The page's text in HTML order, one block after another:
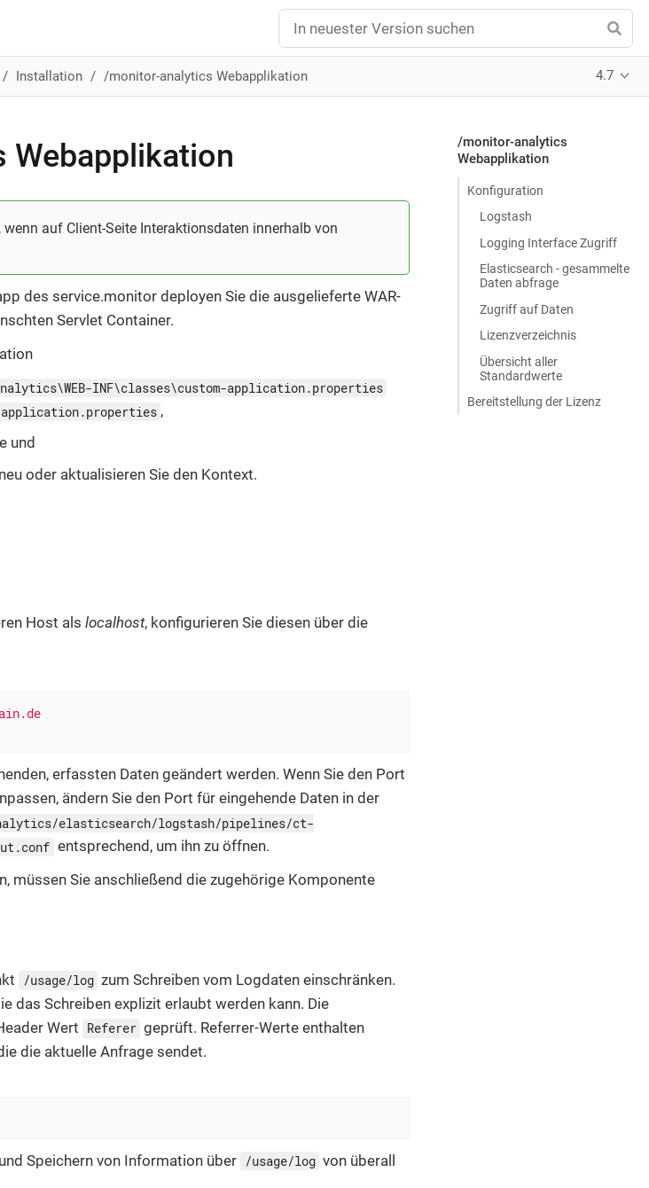
Installation /monitor-analytics Webapplikation 4.7
/monitor-analytics
Webapplikation
Konfiguration
Logstash
Logging Interface Zugriff
Elasticsearch - gesammelte
Daten abfrage
Zugriff auf Daten
Lizenzverzeichnis
Übersicht aller
Standardwerte
Bereitstellung der Lizenz
auf Client-Seite Interaktionsdaten innerhalb von
des service.monitor deployen Sie die ausgelieferte WAR-
Servlet Container.
INF\classes\custom-application.properties
,
und
oder aktualisieren Sie den Kontext.
Host als localhost, konfigurieren Sie diesen über die
erfassten Daten geändert werden. Wenn Sie den Port
ändern Sie den Port für eingehende Daten in der
elasticsearch/logstash/pipelines/ct-
entsprechend, um ihn zu öffnen.
müssen Sie anschließend die zugehörige Komponente
/usage/log zum Schreiben vom Logdaten einschränken.
das Schreiben explizit erlaubt werden kann. Die
Wert Referer geprüft. Referrer-Werte enthalten
die aktuelle Anfrage sendet.
Speichern von Information über /usage/log von überall